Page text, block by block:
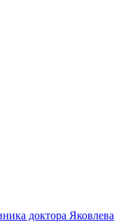
доктора Яковлева